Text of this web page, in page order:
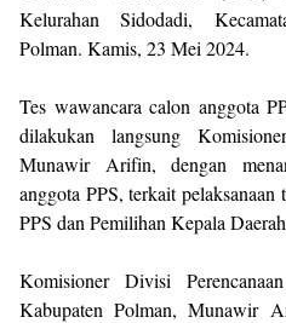
Kelurahan Sidodadi,
Polman. Kamis, 23 Mei 2024.
Tes wawancara calon anggota
dilakukan langsung
Munawir Arifin, dengan
anggota PPS, terkait
PPS dan Pemilihan Kepala
Komisioner Divisi
Kabupaten Polman, Munawir